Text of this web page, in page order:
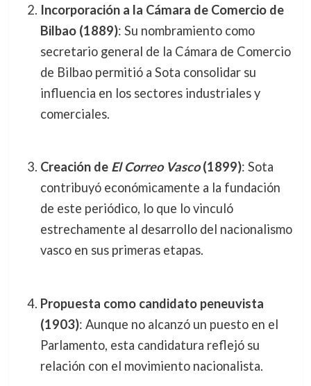
Incorporación a la Cámara de Comercio de
Bilbao (1889): Su nombramiento como
secretario general de la Cámara de Comercio
de Bilbao permitió a Sota consolidar su
influencia en los sectores industriales y
comerciales.
Creación de El Correo Vasco(1899): Sota
contribuyó económicamente a la fundación
de este periódico, lo que lo vinculó
estrechamente al desarrollo del nacionalismo
vasco en sus primeras etapas.
Propuesta como candidato peneuvista
(1903): Aunque no alcanzó un puesto en el
Parlamento, esta candidatura reflejó su
relación con el movimiento nacionalista.